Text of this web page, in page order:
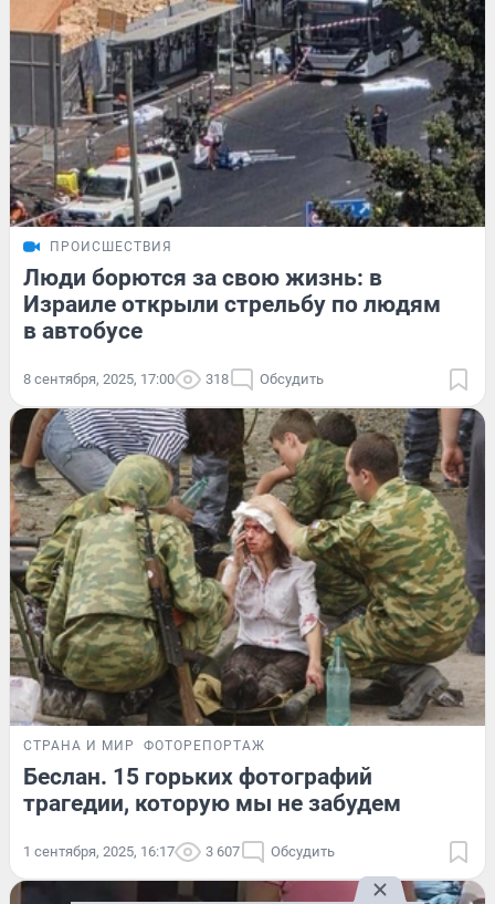
ПРОИСШЕСТВИЯ
Люди борются за свою жизнь: в
Израиле открыли стрельбу по людям
в автобусе
8 сентября, 2025, 17:00 318 Обсудить
СТРАНА И МИР ФОТОРЕПОРТАЖ
Беслан. 15 горьких фотографий
трагедии, которую мы не забудем
1 сентября, 2025, 16:17 3 607 Обсудить